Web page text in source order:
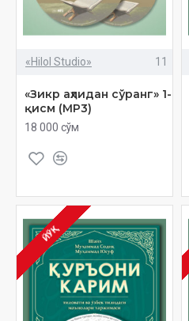
«Hilol Studio» 11
«Зикр аҳлидан сўранг» 1-
қисм (МP3)
18 000 сўм
ЙЎҚ